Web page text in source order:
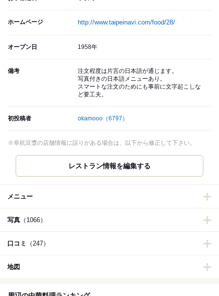
ホームページ http://www.taipeinavi.com/food/28/
オープン日 1958年
備考
注文程度は片言の日本語が通じます。
写真付きの日本語メニューあり。
スマートな注文のためにも事前に文字起こしな
ど要工夫。
初投稿者 okamooo （6797）
※阜杭豆漿の店舗情報に誤りがある場合は、以下から修正して下さい。
レストラン情報を編集する
メニュー
写真 （1066）
口コミ （247）
地図